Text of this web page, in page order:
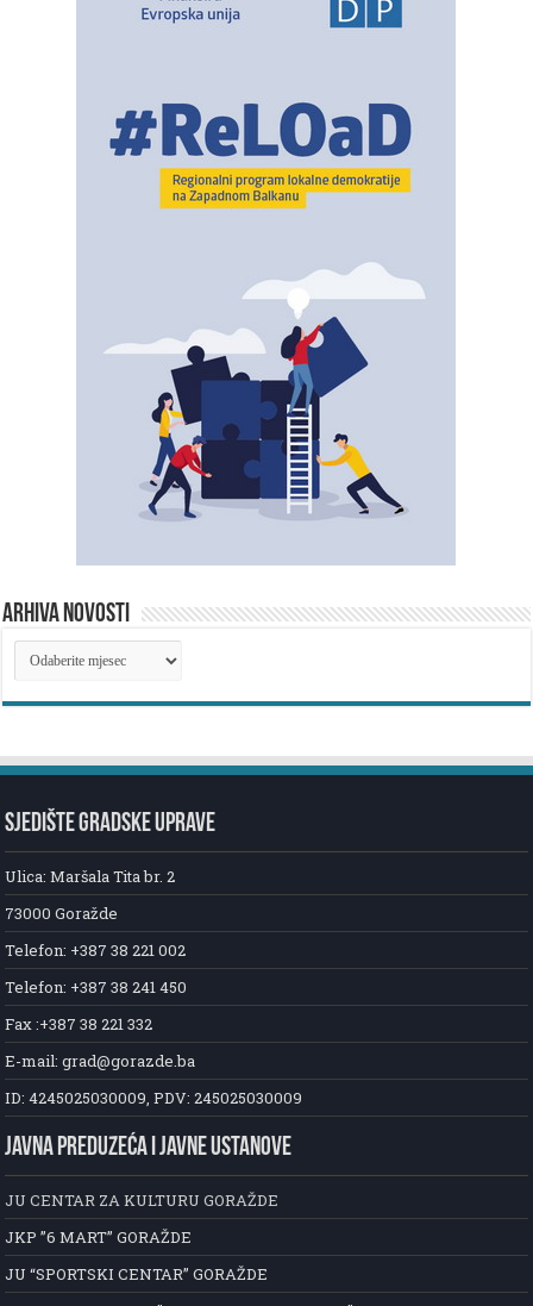
ARHIVA NOVOSTI
ARHIVA
NOVOSTI
SJEDIŠTE GRADSKE UPRAVE
Ulica: Maršala Tita br. 2
73000 Goražde
Telefon: +387 38 221 002
Telefon: +387 38 241 450
Fax :+387 38 221 332
E-mail: grad@gorazde.ba
ID: 4245025030009, PDV: 245025030009
JAVNA PREDUZEĆA I JAVNE USTANOVE
JU CENTAR ZA KULTURU GORAŽDE
JKP ”6 MART” GORAŽDE
JU “SPORTSKI CENTAR” GORAŽDE